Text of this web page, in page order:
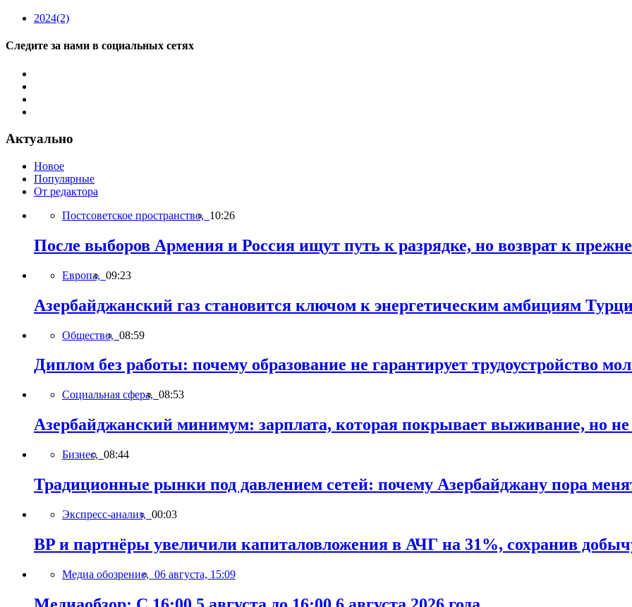
2024(2)
Следите за нами в социальных сетях
Актуально
Новое
Популярные
От редактора
Постсоветское пространство, 10:26
После выборов Армения и Россия ищут путь к разрядке, но возврат к
Европа, 09:23
Азербайджанский газ становится ключом к энергетическим амбициям
Общество, 08:59
Диплом без работы: почему образование не гарантирует трудоустройство
Социальная сфера, 08:53
Азербайджанский минимум: зарплата, которая покрывает выживание, но
Бизнес, 08:44
Традиционные рынки под давлением сетей: почему Азербайджану пора
Экспресс-анализ, 00:03
BP и партнёры увеличили капиталовложения в АЧГ на 31%, сохранив
Медиа обозрение, 06 августа, 15:09